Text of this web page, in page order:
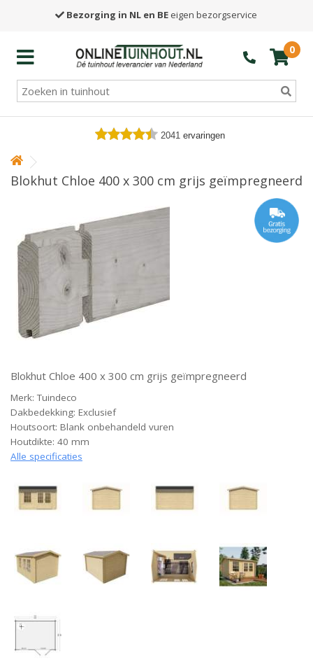
Bezorging in NL en BE eigen bezorgservice
0
2041 ervaringen
Blokhut Chloe 400 x 300 cm grijs geïmpregneerd
Blokhut Chloe 400 x 300 cm grijs geïmpregneerd
Merk: Tuindeco
Dakbedekking: Exclusief
Houtsoort: Blank onbehandeld vuren
Houtdikte: 40 mm
Alle specificaties